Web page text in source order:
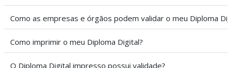
Como as empresas e órgãos podem validar o meu Diploma
Como imprimir o meu Diploma Digital?
O Diploma Digital impresso possui validade?